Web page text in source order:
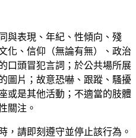
與表現、年紀、性傾向、殘
化、信仰（無論有無）、政治
口頭冒犯言詞；於公共場所展
圖片；故意恐嚇、跟蹤、騷擾
或是其他活動；不適當的肢體
關注。
，請即刻遵守並停止該行為。